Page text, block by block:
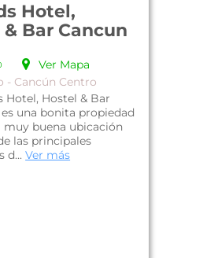
Hotel,
Bar Cancun
Ver Mapa
- Cancún Centro
Hotel, Hostel & Bar
una bonita propiedad
muy buena ubicación
las principales
d...Ver más